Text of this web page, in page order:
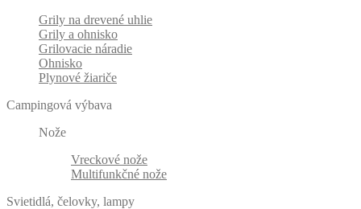
Grily na drevené uhlie
Grily a ohnisko
Grilovacie náradie
Ohnisko
Plynové žiariče
Campingová výbava
Nože
Vreckové nože
Multifunkčné nože
Svietidlá, čelovky, lampy